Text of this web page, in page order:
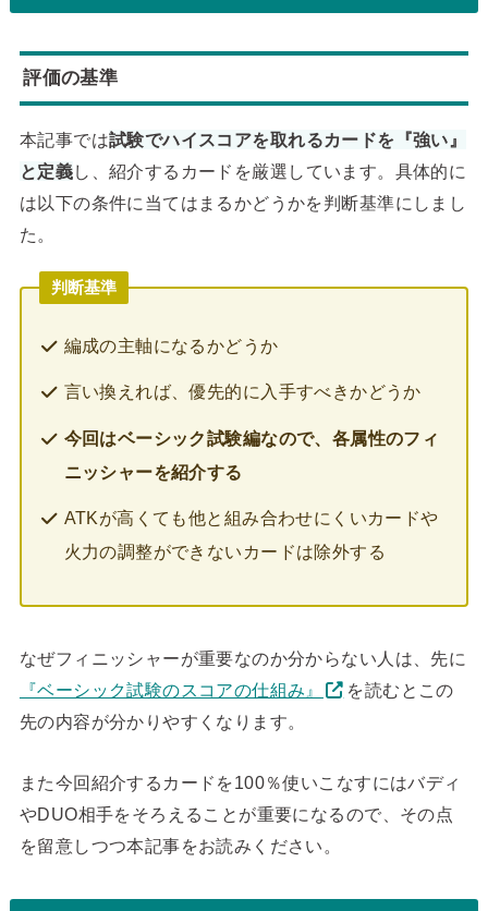
評価の基準
本記事では試験でハイスコアを取れるカードを『強い』
と定義し、紹介するカードを厳選しています。具体的に
は以下の条件に当てはまるかどうかを判断基準にしまし
た。
判断基準
編成の主軸になるかどうか
言い換えれば、優先的に入手すべきかどうか
今回はベーシック試験編なので、各属性のフィ
ニッシャーを紹介する
ATKが高くても他と組み合わせにくいカードや
火力の調整ができないカードは除外する
なぜフィニッシャーが重要なのか分からない人は、先に
『ベーシック試験のスコアの仕組み』
を読むとこの
先の内容が分かりやすくなります。
また今回紹介するカードを100％使いこなすにはバディ
やDUO相手をそろえることが重要になるので、その点
を留意しつつ本記事をお読みください。